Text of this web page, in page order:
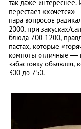
так даже интереснее.
перестает
пара вопросов
2000, при закусках/
блюда 700-1200,
пастах, которые
компоты отличные —
забастовку объявляя,
300 до 750.